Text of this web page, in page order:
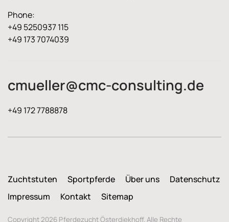
Phone:
+49 5250937 115
+49 173 7074039
cmueller@cmc-consulting.de
+49 172 7788878
Zuchtstuten Sportpferde Über uns
Datenschutz
Impressum
Kontakt Sitemap
Copyright 2026 Pferdezucht Österdiekhoff. Alle Rechte